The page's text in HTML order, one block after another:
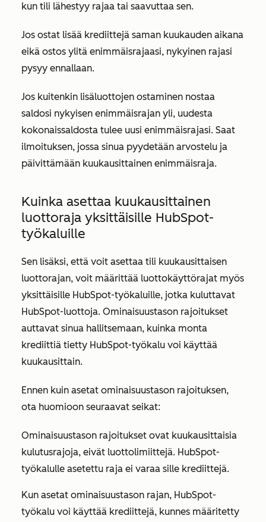
kun tili lähestyy rajaa tai saavuttaa sen.
Jos ostat lisää krediittejä saman kuukauden aikana
eikä ostos ylitä enimmäisrajaasi, nykyinen rajasi
pysyy ennallaan.
Jos kuitenkin lisäluottojen ostaminen nostaa
saldosi nykyisen enimmäisrajan yli, uudesta
kokonaissaldosta tulee uusi enimmäisrajasi. Saat
ilmoituksen, jossa sinua pyydetään arvostelu ja
päivittämään kuukausittainen enimmäisraja.
Kuinka asettaa kuukausittainen
luottoraja yksittäisille HubSpot-
työkaluille
Sen lisäksi, että voit asettaa tili kuukausittaisen
luottorajan, voit määrittää luottokäyttörajat myös
yksittäisille HubSpot-työkaluille, jotka kuluttavat
HubSpot-luottoja. Ominaisuustason rajoitukset
auttavat sinua hallitsemaan, kuinka monta
krediittiä tietty HubSpot-työkalu voi käyttää
kuukausittain.
Ennen kuin asetat ominaisuustason rajoituksen,
ota huomioon seuraavat seikat:
Ominaisuustason rajoitukset ovat kuukausittaisia
kulutusrajoja, eivät luottolimiittejä. HubSpot-
työkalulle asetettu raja ei varaa sille krediittejä.
Kun asetat ominaisuustason rajan, HubSpot-
työkalu voi käyttää krediittejä, kunnes määritetty